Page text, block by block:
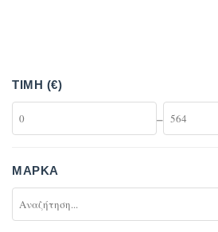
ΤΙΜΉ (€)
–
ΜΆΡΚΑ